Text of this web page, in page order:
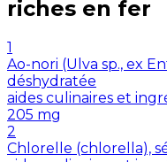
riches en fer
1
Ao-nori (Ulva sp., ex
déshydratée
aides culinaires et
205 mg
2
Chlorelle (chlorella),